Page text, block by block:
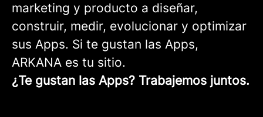
marketing y producto a diseñar,
construir, medir, evolucionar y optimizar
sus Apps. Si te gustan las Apps,
ARKANA es tu sitio.
¿Te gustan las Apps? Trabajemos juntos.